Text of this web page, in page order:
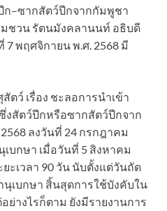
ก–ซากสัตว์ปีกจากกัมพูชา
มชวน รัตนมังคลานนท์ อธิบดี
พฤศจิกายน พ.ศ. 2568 มี
ตว์ เรื่อง ชะลอการนำเข้า
สัตว์ปีกหรือซากสัตว์ปีกจาก
ลงวันที่ 24 กรกฎาคม
บกษา เมื่อวันที่ 5 สิงหาคม
ะเวลา 90 วัน นับตั้งแต่วันถัด
เบกษา สิ้นสุดการใช้บังคับใน
ย่างไรก็ตาม ยังมีรายงานการ